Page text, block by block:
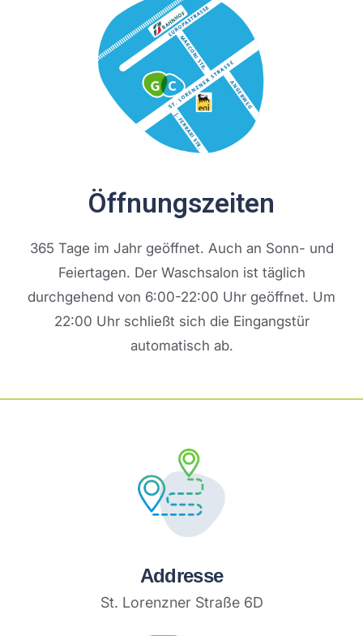
Öffnungszeiten
365 Tage im Jahr geöffnet. Auch an Sonn- und
Feiertagen. Der Waschsalon ist täglich
durchgehend von 6:00-22:00 Uhr geöffnet. Um
22:00 Uhr schließt sich die Eingangstür
automatisch ab.
Addresse
St. Lorenzner Straße 6D